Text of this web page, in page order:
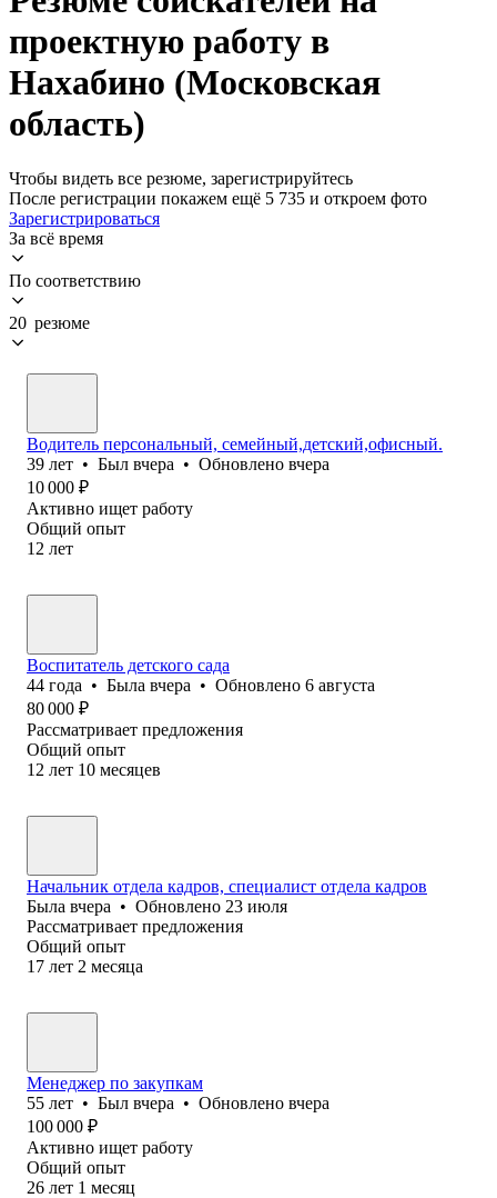
проектную работу в
Нахабино (Московская
область)
Чтобы видеть все резюме, зарегистрируйтесь
После регистрации покажем ещё 5 735 и откроем фото
Зарегистрироваться
За всё время
По соответствию
20 резюме
Водитель персональный, семейный,детский,офисный.
39 лет • Был вчера • Обновлено вчера
10 000 ₽
Активно ищет работу
Общий опыт
12 лет
Воспитатель детского сада
44 года • Была вчера • Обновлено 6 августа
80 000 ₽
Рассматривает предложения
Общий опыт
12 лет 10 месяцев
Начальник отдела кадров, специалист отдела кадров
Была вчера • Обновлено 23 июля
Рассматривает предложения
Общий опыт
17 лет 2 месяца
Менеджер по закупкам
55 лет • Был вчера • Обновлено вчера
100 000 ₽
Активно ищет работу
Общий опыт
26 лет 1 месяц